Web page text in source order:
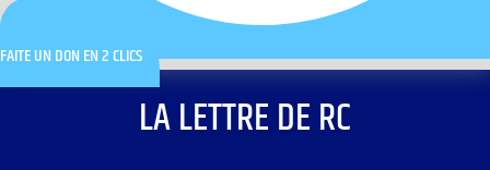
FAITE UN DON EN 2 CLICS
LA LETTRE DE RC